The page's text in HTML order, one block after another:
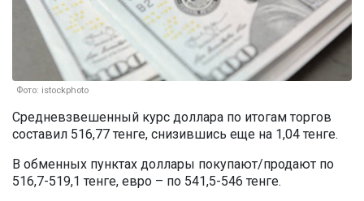
Фото: istockphoto
Средневзвешенный курс доллара по итогам торгов
составил 516,77 тенге, снизившись еще на 1,04 тенге.
В обменных пунктах доллары покупают/продают по
516,7-519,1 тенге, евро – по 541,5-546 тенге.